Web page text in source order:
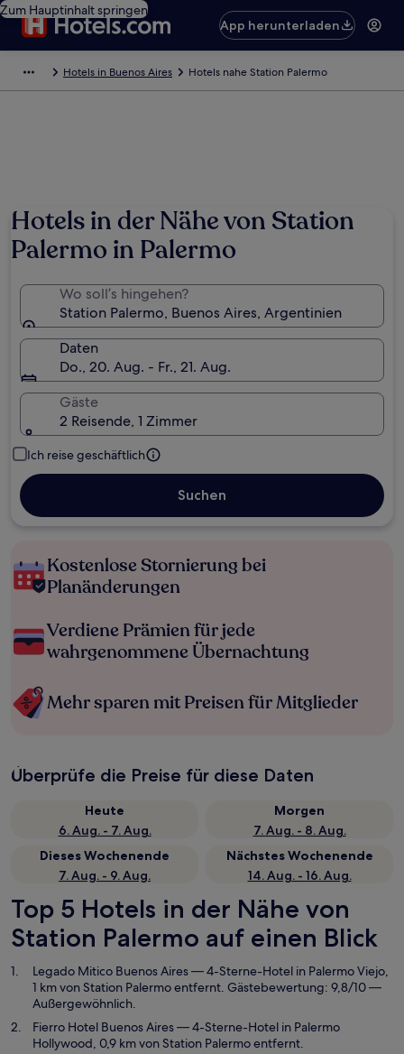
Zum Hauptinhalt springen
App herunterladen
Hotels in Buenos Aires Hotels nahe Station Palermo
Hotels in der Nähe von Station
Palermo in Palermo
Wo soll’s hingehen?
Station Palermo, Buenos Aires, Argentinien
Daten
Do., 20. Aug. - Fr., 21. Aug.
Gäste
2 Reisende, 1 Zimmer
Ich reise geschäftlich
Suchen
Kostenlose Stornierung bei
Planänderungen
Verdiene Prämien für jede
wahrgenommene Übernachtung
Mehr sparen mit Preisen für Mitglieder
Überprüfe die Preise für diese Daten
Heute
6. Aug. - 7. Aug.
Morgen
7. Aug. - 8. Aug.
Dieses Wochenende
7. Aug. - 9. Aug.
Nächstes Wochenende
14. Aug. - 16. Aug.
Top 5 Hotels in der Nähe von
Station Palermo auf einen Blick
Legado Mitico Buenos Aires— 4-Sterne-Hotel in Palermo Viejo,
1 km von Station Palermo entfernt. Gästebewertung: 9,8/10 —
Außergewöhnlich.
Fierro Hotel Buenos Aires— 4-Sterne-Hotel in Palermo
Hollywood, 0,9 km von Station Palermo entfernt.